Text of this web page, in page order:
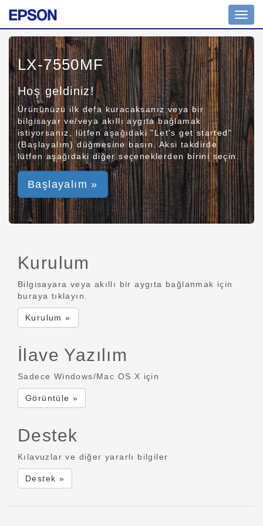
LX-7550MF
Hoş geldiniz!
Ürününüzü ilk defa kuracaksanız veya bir
bilgisayar ve/veya akıllı aygıta bağlamak
istiyorsanız, lütfen aşağıdaki "Let's get started"
(Başlayalım) düğmesine basın. Aksi takdirde
lütfen aşağıdaki diğer seçeneklerden birini seçin.
Başlayalım »
Kurulum
Bilgisayara veya akıllı bir aygıta bağlanmak için
buraya tıklayın.
Kurulum »
İlave Yazılım
Sadece Windows/Mac OS X için
Görüntüle »
Destek
Kılavuzlar ve diğer yararlı bilgiler
Destek »